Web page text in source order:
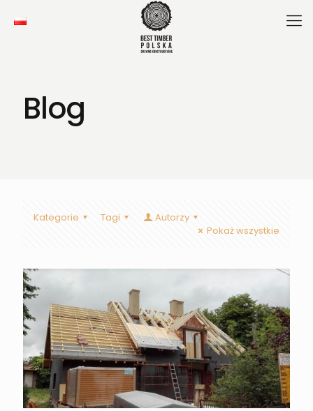
Blog
Kategorie Tagi
Autorzy
Pokaż wszystkie